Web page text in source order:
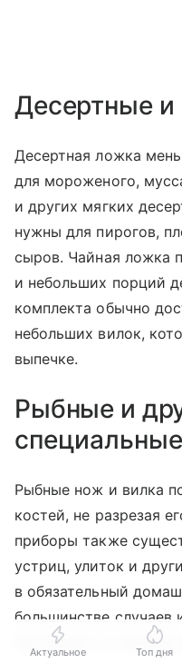
Десертные
Десертная ложка
для мороженого,
и других мягких
нужны для пирогов,
сыров. Чайная ложка
и небольших порций
комплекта обычно
небольших вилок,
выпечке.
Рыбные и
Рыбные нож и вилка
костей, не разрезая
приборы также
устриц, улиток и
в обязательный
большинстве случаев
обычными столовыми
Актуальное Топ дня